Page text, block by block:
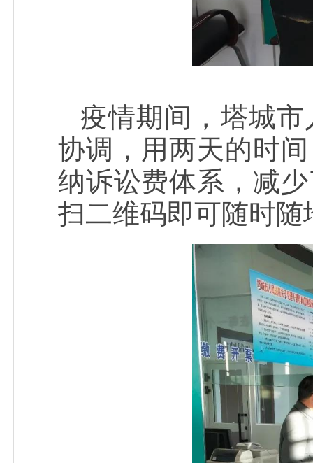
疫情期间，塔城
协调，用两天的时
纳诉讼费体系，减
扫二维码即可随时